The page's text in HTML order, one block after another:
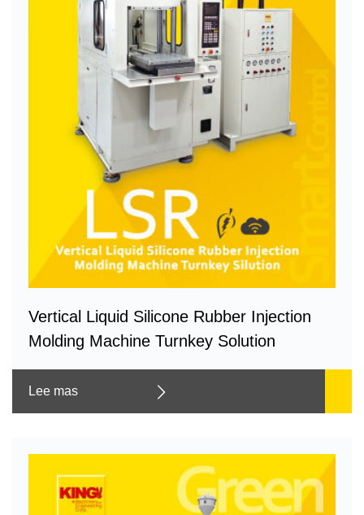
Vertical Liquid Silicone Rubber Injection
Molding Machine Turnkey Solution
Lee mas